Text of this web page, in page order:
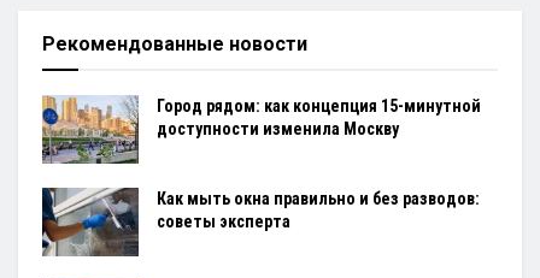
Рекомендованные новости
Город рядом: как концепция 15-минутной
доступности изменила Москву
Как мыть окна правильно и без разводов:
советы эксперта